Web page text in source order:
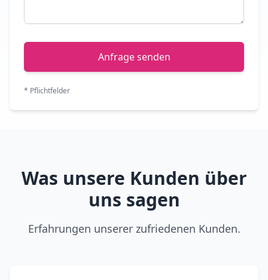
Anfrage senden
* Pflichtfelder
Was unsere Kunden über
uns sagen
Erfahrungen unserer zufriedenen Kunden.